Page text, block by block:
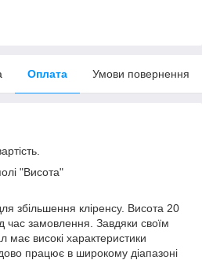
Оплата Умови повернення
"Висота"
збільшення кліренсу. Висота 20
замовлення. Завдяки своїм
має високі характеристики
працює в широкому діапазоні